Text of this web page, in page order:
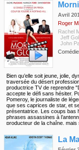
Avril
Roger
Rachel
Jeff
John
Comédie
Bien qu’elle soit jeune, jolie,
traversée du désert
productrice TV de reprendre
accepte le défi sans hésiter.
Pomeroy, le journaliste de
que ses caprices de star, et
présentatrice. Les coups bas
phrases assassines à
producteur de la chaîne, mais
La